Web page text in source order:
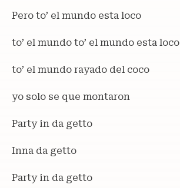
Pero to’ el mundo esta loco
to’ el mundo to’ el mundo esta loco
to’ el mundo rayado del coco
yo solo se que montaron
Party in da getto
Inna da getto
Party in da getto